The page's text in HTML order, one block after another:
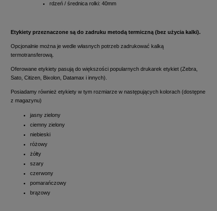
rdzeń / średnica rolki: 40mm
Etykiety przeznaczone są do zadruku metodą termiczną (bez użycia kalki).
Opcjonalnie można je wedle własnych potrzeb zadrukować kalką
termotransferową.
Oferowane etykiety pasują do większości popularnych drukarek etykiet (Zebra,
Sato, Citizen, Bixolon, Datamax i innych).
Posiadamy również etykiety w tym rozmiarze w następujących kolorach (dostępne
z magazynu)
jasny zielony
ciemny zielony
niebieski
różowy
żółty
szary
czerwony
pomarańczowy
brązowy